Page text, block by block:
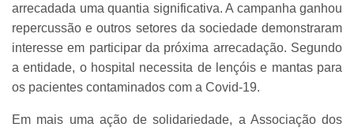
arrecadada uma quantia significativa. A campanha ganhou
repercussão e outros setores da sociedade demonstraram
interesse em participar da próxima arrecadação. Segundo
a entidade, o hospital necessita de lençóis e mantas para
os pacientes contaminados com a Covid-19.
Em mais uma ação de solidariedade, a Associação dos